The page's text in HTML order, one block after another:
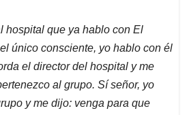
hospital que ya hablo con El
único consciente, yo hablo con él
el director del hospital y me
al grupo. Sí señor, yo
y me dijo: venga para que